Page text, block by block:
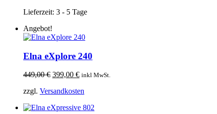
Lieferzeit: 3 - 5 Tage
Angebot!
Elna eXplore 240
449,00€ Ursprünglicher
war:
399,00 €Aktueller
ist:
inkl MwSt.
zzgl. Versandkosten